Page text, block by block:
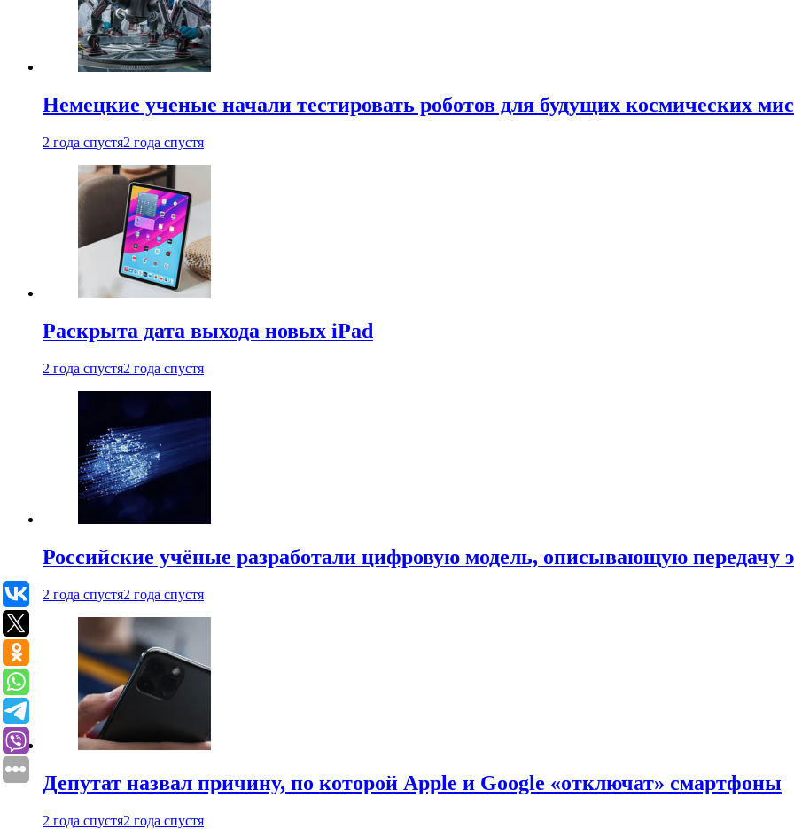
Немецкие ученые начали тестировать роботов для будущих космических
2 года спустя2 года спустя
Раскрыта дата выхода новых iPad
2 года спустя2 года спустя
Российские учёные разработали цифровую модель, описывающую передачу
2 года спустя2 года спустя
Депутат назвал причину, по которой Apple и Google «отключат» смартфоны
2 года спустя2 года спустя